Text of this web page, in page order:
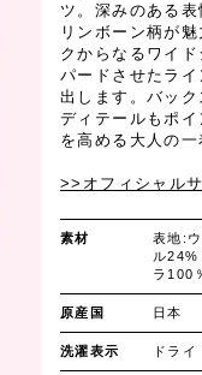
ツ。深みのある
リンボーン柄が
クからなるワイ
パードさせたラ
出します。バッ
ディテールもポ
を高める大人の一
>>オフィシャル
素材
表地:
ル
ラ100
原産国 日本
洗濯表示 ドライ